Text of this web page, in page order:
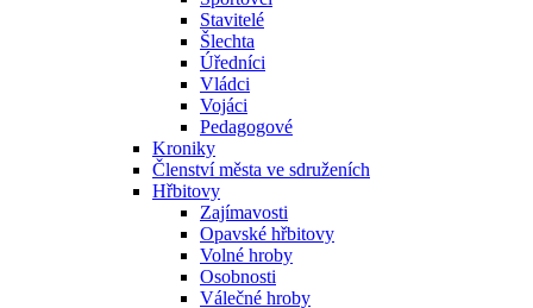
Stavitelé
Šlechta
Úředníci
Vládci
Vojáci
Pedagogové
Kroniky
Členství města ve sdruženích
Hřbitovy
Zajímavosti
Opavské hřbitovy
Volné hroby
Osobnosti
Válečné hroby